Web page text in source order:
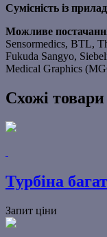
Сумісність із
Можливе
Sensormedics, BTL,
Fukuda Sangyo,
Medical Graphics
Схожі товари
Турбіна
Запит ціни